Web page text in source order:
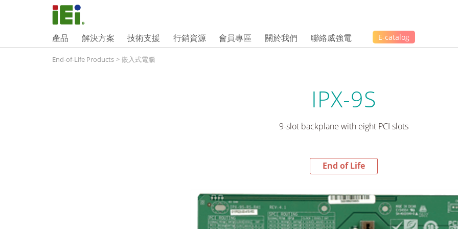
產品 解決方案 技術支援 行銷資源 會員專區 關於我們 聯絡威強電 E-catalog
End-of-Life Products > 嵌入式電腦
IPX-9S
9-slot backplane with eight PCI slots
End of Life